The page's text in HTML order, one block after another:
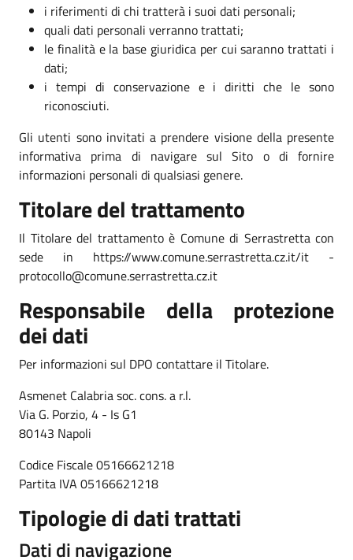
i riferimenti di chi tratterà i suoi dati personali;
quali dati personali verranno trattati;
le finalità e la base giuridica per cui saranno trattati i
dati;
i tempi di conservazione e i diritti che le sono
riconosciuti.
Gli utenti sono invitati a prendere visione della presente
informativa prima di navigare sul Sito o di fornire
informazioni personali di qualsiasi genere.
Titolare del trattamento
Il Titolare del trattamento è Comune di Serrastretta con
sede in https://www.comune.serrastretta.cz.it/it -
protocollo@comune.serrastretta.cz.it
Responsabile della protezione
dei dati
Per informazioni sul DPO contattare il Titolare.
Asmenet Calabria soc. cons. a r.l.
Via G. Porzio, 4 - Is G1
80143 Napoli
Codice Fiscale 05166621218
Partita IVA 05166621218
Tipologie di dati trattati
Dati di navigazione